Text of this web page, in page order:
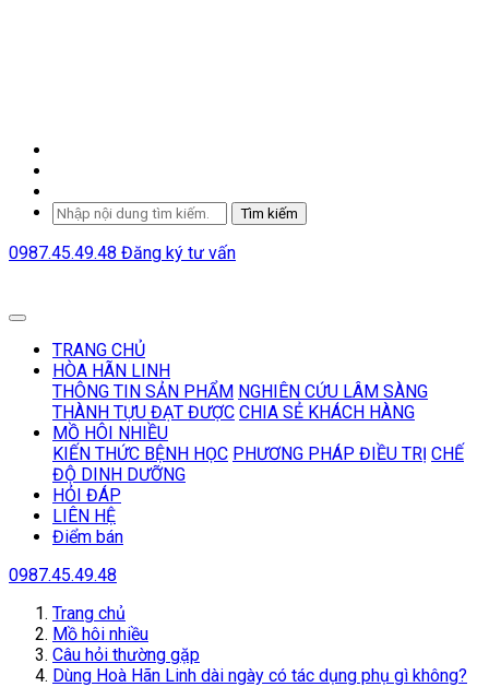
Tìm kiếm
0987.45.49.48 Đăng ký tư vấn
TRANG CHỦ
HÒA HÃN LINH
THÔNG TIN SẢN PHẨM NGHIÊN CỨU LÂM SÀNG
THÀNH TỰU ĐẠT ĐƯỢC CHIA SẺ KHÁCH HÀNG
MỒ HÔI NHIỀU
KIẾN THỨC BỆNH HỌC PHƯƠNG PHÁP ĐIỀU TRỊ CHẾ
ĐỘ DINH DƯỠNG
HỎI ĐÁP
LIÊN HỆ
Điểm bán
0987.45.49.48
Trang chủ
Mồ hôi nhiều
Câu hỏi thường gặp
Dùng Hoà Hãn Linh dài ngày có tác dụng phụ gì không?